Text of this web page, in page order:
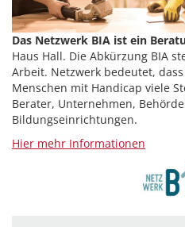
Das Netzwerk BIA ist ein
Haus Hall. Die Abkürzung BIA
Arbeit. Netzwerk bedeutet,
Menschen mit Handicap viele
Berater, Unternehmen,
Bildungseinrichtungen.
Hier mehr Informationen